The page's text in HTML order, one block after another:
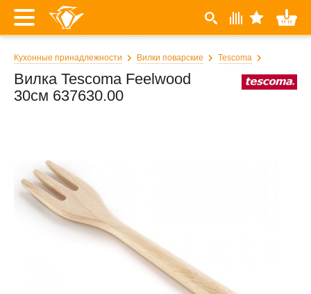
Кухонные принадлежности Вилки поварские Tescoma
Вилка Tescoma Feelwood
30см 637630.00